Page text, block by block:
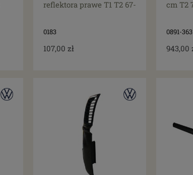
reflektora prawe T1 T2 67-
0183
107,00 zł
cm T2
0891-363
943,00